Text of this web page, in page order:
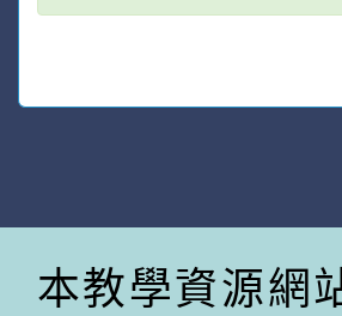
本教學資源網